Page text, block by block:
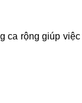
ca rộng giúp